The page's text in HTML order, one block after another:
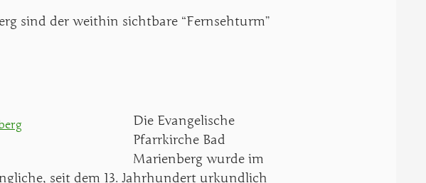
sind der weithin sichtbare “Fernsehturm”
Die Evangelische
Pfarrkirche Bad
Marienberg wurde im
seit dem 13. Jahrhundert urkundlich